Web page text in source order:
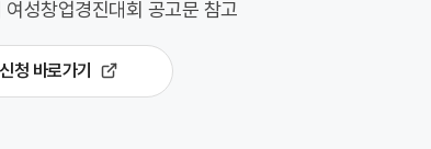
성창업경진대회 공고문 참고
바로가기